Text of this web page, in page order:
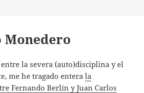
Monedero
la severa (auto)disciplina y el
me he tragado enterala
Fernando Berlín y Juan Carlos